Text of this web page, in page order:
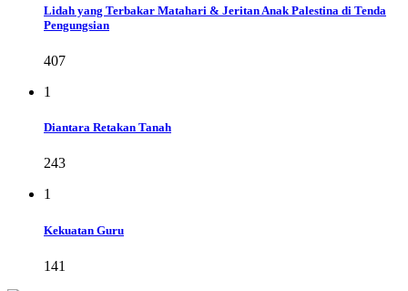
Lidah yang Terbakar Matahari & Jeritan Anak Palestina di Tenda
Pengungsian
407
1
Diantara Retakan Tanah
243
1
Kekuatan Guru
141